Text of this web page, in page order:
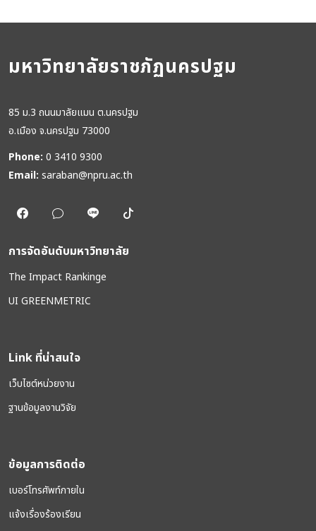
มหาวิทยาลัยราชภัฏนครปฐม
85 ม.3 ถนนมาลัยแมน ต.นครปฐม
อ.เมือง จ.นครปฐม 73000
Phone: 0 3410 9300
Email: saraban@npru.ac.th
การจัดอันดับมหาวิทยาลัย
The Impact Rankinge
UI GREENMETRIC
Link ที่น่าสนใจ
เว็บไซต์หน่วยงาน
ฐานข้อมูลงานวิจัย
ข้อมูลการติดต่อ
เบอร์โทรศัพท์ภายใน
แจ้งเรื่องร้องเรียน